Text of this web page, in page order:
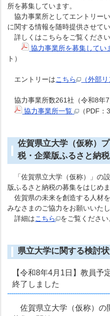
所を募集しています。
協力事業所としてエントリー
に関する情報を随時提供させて
詳しくはこちらをご覧ください
協力事業所を募集してい
ト）
エントリーはこちら （外部
協力事業所数261社（令和8年
協力事業所一覧
（PDF
佐賀県立大学（仮称）
税・企業版ふるさと納
「佐賀県立大学（仮称）」の
版ふるさと納税の募集をはじめま
佐賀県の未来を創造する人材
みなさまのご協力をお願いいたし
詳細はこちら をご覧ください
県立大学に関する検討
【令和8年4月1日】教員
終了しました
佐賀県立大学（仮称）の